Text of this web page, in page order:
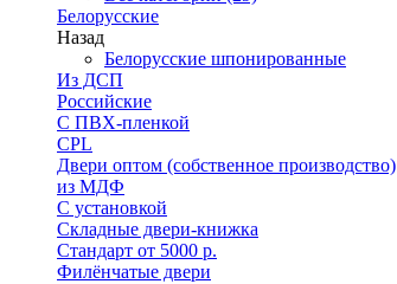
Белорусские
Назад
Белорусские шпонированные
Из ДСП
Российские
C ПВХ-пленкой
CPL
Двери оптом (собственное производство)
из МДФ
С установкой
Складные двери-книжка
Стандарт от 5000 р.
Филёнчатые двери